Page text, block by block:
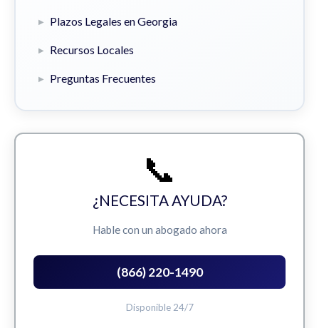
Plazos Legales en Georgia
Recursos Locales
Preguntas Frecuentes
📞
¿NECESITA AYUDA?
Hable con un abogado ahora
(866) 220-1490
Disponible 24/7